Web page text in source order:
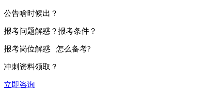
公告啥时候出？
报考问题解惑？报考条件？
报考岗位解惑 怎么备考?
冲刺资料领取？
立即咨询